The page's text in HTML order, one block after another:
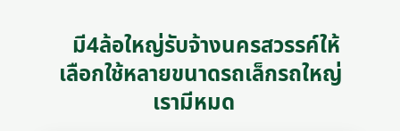
มี4ล้อใหญ่รับจ้างนครสวรรค์ให้
เลือกใช้หลายขนาดรถเล็กรถใหญ่
เรามีหมด